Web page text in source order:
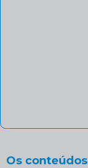
Os conteúdos